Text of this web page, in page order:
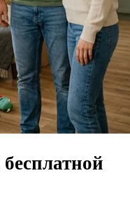
бесплатной